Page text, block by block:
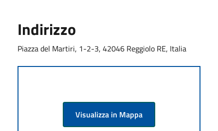
Indirizzo
Piazza del Martiri, 1-2-3, 42046 Reggiolo RE, Italia
Visualizza in Mappa